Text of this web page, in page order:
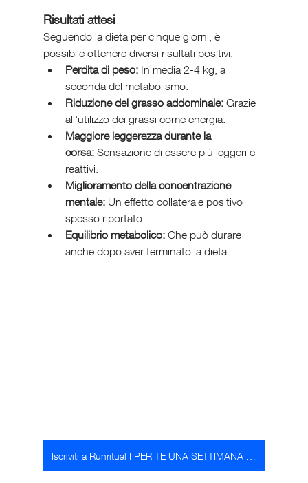
Risultati attesi
Seguendo la dieta per cinque giorni, è
possibile ottenere diversi risultati positivi:
Perdita di peso: In media 2-4 kg, a
seconda del metabolismo.
Riduzione del grasso addominale: Grazie
all'utilizzo dei grassi come energia.
Maggiore leggerezza durante la
corsa: Sensazione di essere più leggeri e
reattivi.
Miglioramento della concentrazione
mentale: Un effetto collaterale positivo
spesso riportato.
Equilibrio metabolico: Che può durare
anche dopo aver terminato la dieta.